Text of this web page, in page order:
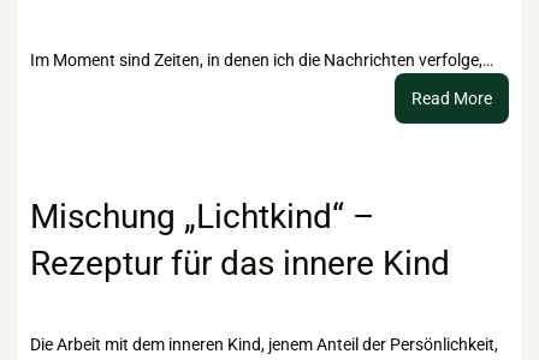
Im Moment sind Zeiten, in denen ich die Nachrichten verfolge,…
Read More:
Vom
Mischung „Lichtkind“ –
Rezeptur für das innere Kind
Die Arbeit mit dem inneren Kind, jenem Anteil der Persönlichkeit,